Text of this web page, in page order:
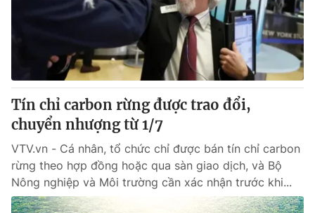
Tín chỉ carbon rừng được trao đổi,
chuyển nhượng từ 1/7
VTV.vn - Cá nhân, tổ chức chỉ được bán tín chỉ carbon
rừng theo hợp đồng hoặc qua sàn giao dịch, và Bộ
Nông nghiệp và Môi trường cần xác nhận trước khi...